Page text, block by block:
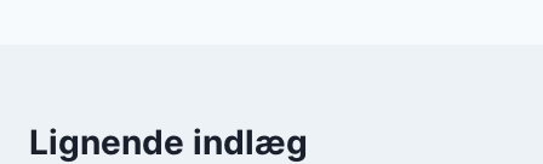
Lignende indlæg